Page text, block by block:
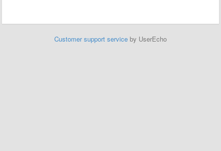
Customer support service by UserEcho